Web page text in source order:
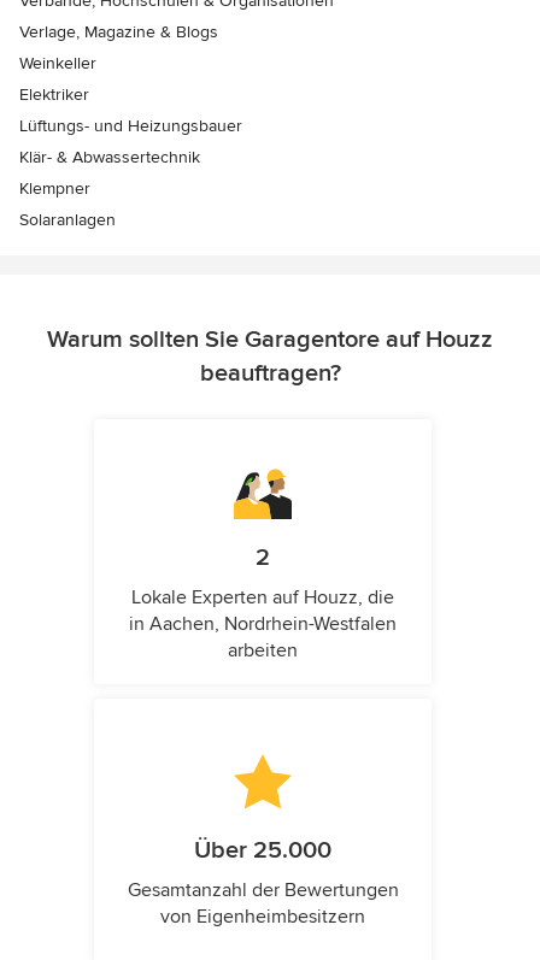
Verlage, Magazine & Blogs
Weinkeller
Elektriker
Lüftungs- und Heizungsbauer
Klär- & Abwassertechnik
Klempner
Solaranlagen
Warum sollten Sie Garagentore auf Houzz
beauftragen?
2
Lokale Experten auf Houzz, die
in Aachen, Nordrhein-Westfalen
arbeiten
Über 25.000
Gesamtanzahl der Bewertungen
von Eigenheimbesitzern